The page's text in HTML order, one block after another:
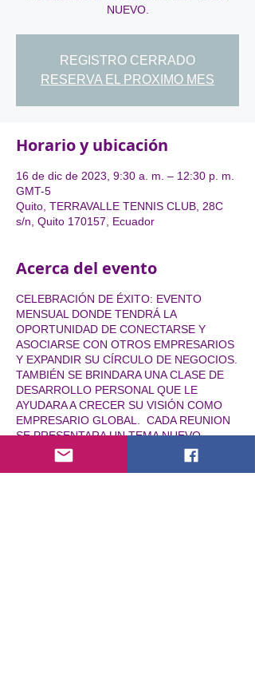
NUEVO.
REGISTRO CERRADO
RESERVA EL PROXIMO MES
Horario y ubicación
16 de dic de 2023, 9:30 a. m. – 12:30 p. m.
GMT-5
Quito, TERRAVALLE TENNIS CLUB, 28C
s/n, Quito 170157, Ecuador
Acerca del evento
CELEBRACIÓN DE ÉXITO: EVENTO
MENSUAL DONDE TENDRÁ LA
OPORTUNIDAD DE CONECTARSE Y
ASOCIARSE CON OTROS EMPRESARIOS
Y EXPANDIR SU CÍRCULO DE NEGOCIOS.
TAMBIÉN SE BRINDARA UNA CLASE DE
DESARROLLO PERSONAL QUE LE
AYUDARA A CRECER SU VISIÓN COMO
EMPRESARIO GLOBAL. CADA REUNION
SE PRESENTARA UN TEMA NUEVO.